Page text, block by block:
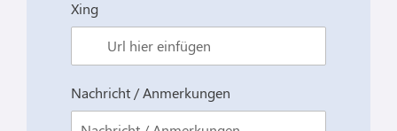
Xing
Nachricht / Anmerkungen